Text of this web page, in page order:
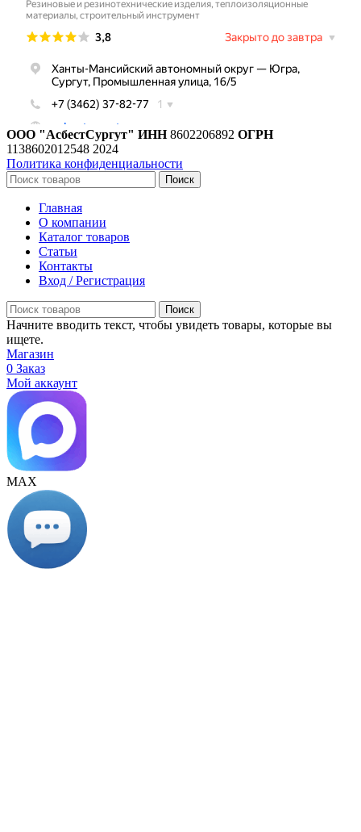
ООО "АсбестСургут" ИНН8602206892 ОГРН
1138602012548 2024
Политика конфиденциальности
Поиск
Главная
О компании
Каталог товаров
Статьи
Контакты
Вход / Регистрация
Поиск
Начните вводить текст, чтобы увидеть товары, которые вы
ищете.
Магазин
0 Заказ
Мой аккаунт
МАХ